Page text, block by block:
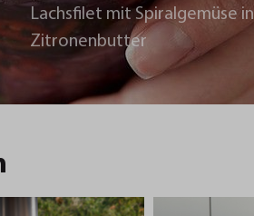
Lachsfilet mit Spiralgemüse in
Zitronenbutter